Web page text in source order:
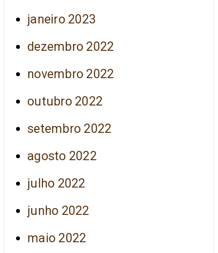
janeiro 2023
dezembro 2022
novembro 2022
outubro 2022
setembro 2022
agosto 2022
julho 2022
junho 2022
maio 2022